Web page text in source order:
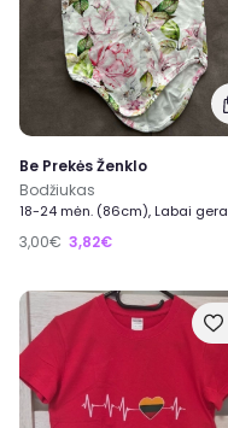
Be Prekės Ženklo
Bodžiukas
18-24 mėn. (86cm), Labai gera
3,00€ 3,82€